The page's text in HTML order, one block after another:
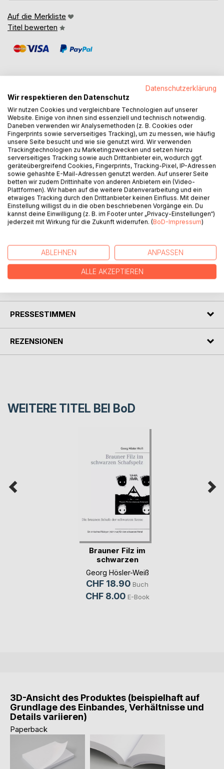
Auf die Merkliste
Titel bewerten
BESCHREIBUNG
Im Fußball gelten unumstößliche Wahrheiten. So dauert
etwa ein Spiel 90 Minuten und es gewinnt, wer die meisten
Tore schießt. Nicht so im Jugendfußball. Hier dauert ein
Hallenspiel nur zehn Minuten und es gewinnt mitnichten
stets derjenige, der die meisten Tore schießt. Der
Hauptfaktor, der über Triumph und Niederlage entscheidet,
sitzt auf der Tribüne: der Faktor Spielermutti! Dieses Buch
ist eine Liebeserklärung an den Jugendfußball, eine
Hommage an alle Trainer und Betreuer, die jedes
Wochenende auf den Plätzen und in den Hallen unseres
Wochenende für Wochenende ihre Kinder kilometerweit
fahren, um sich kein eigenes Hobby zulegen zu müssen.
PRESSESTIMMEN
REZENSIONEN
WEITERE TITEL BEI BoD
Brauner Filz im
schwarzen
Schafspelz
Georg Hösler-Weiß
CHF 18.90 Buch
CHF 8.00 E-Book
3D-Ansicht des Produktes (beispielhaft auf
Grundlage des Einbandes, Verhältnisse und
Details variieren)
Paperback
Datenschutzerklärung
Wir respektieren den Datenschutz
Wir nutzen Cookies und vergleichbare Technologien auf unserer
Website. Einige von ihnen sind essenziell und technisch notwendig.
Daneben verwenden wir Analysemethoden (z. B. Cookies oder
Fingerprints sowie serverseitiges Tracking), um zu messen, wie häufig
unsere Seite besucht und wie sie genutzt wird. Wir verwenden
Trackingtechnologien zu Marketingzwecken und setzen hierzu
serverseitiges Tracking sowie auch Drittanbieter ein, wodurch ggf.
geräteübergreifend Cookies, Fingerprints, Tracking-Pixel, IP-Adressen
sowie gehashte E-Mail-Adressen genutzt werden. Auf unserer Seite
betten wir zudem Drittinhalte von anderen Anbietern ein (Video-
Plattformen). Wir haben auf die weitere Datenverarbeitung und ein
etwaiges Tracking durch den Drittanbieter keinen Einfluss. Mit deiner
Einstellung willigst du in die oben beschriebenen Vorgänge ein. Du
kannst deine Einwilligung (z. B. im Footer unter „Privacy-Einstellungen“)
jederzeit mit Wirkung für die Zukunft widerrufen. (BoD-Impressum)
ABLEHNEN ANPASSEN
ALLE AKZEPTIEREN